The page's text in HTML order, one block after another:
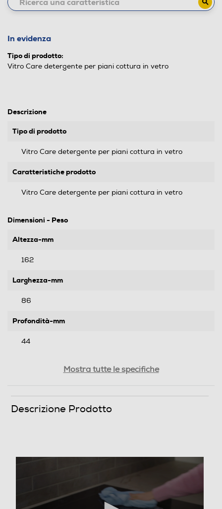
In evidenza
Tipo di prodotto:
Vitro Care detergente per piani cottura in vetro
Descrizione
Tipo di prodotto
Vitro Care detergente per piani cottura in vetro
Caratteristiche prodotto
Vitro Care detergente per piani cottura in vetro
Dimensioni - Peso
Altezza-mm
162
Larghezza-mm
86
Profondità-mm
44
Informazioni sulla sicurezza del prodotto
Mostra tutte le specifiche
Descrizione Prodotto